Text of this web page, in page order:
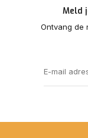
Meld
Ontvang de